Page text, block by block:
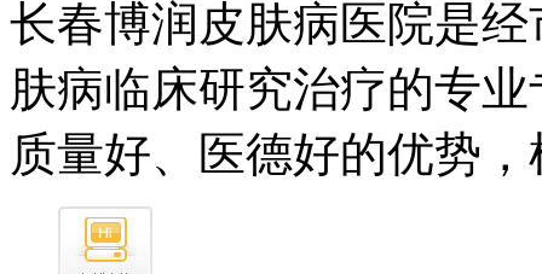
长春博润皮肤病医院是
肤病临床研究治疗的专
质量好、医德好的优势